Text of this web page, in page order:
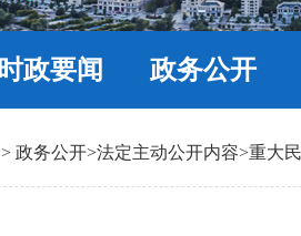
时政要闻 政务公开
> 政务公开>法定主动公开内容>重大